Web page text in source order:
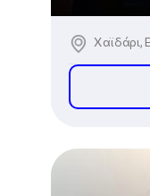
Χαϊδάρι,